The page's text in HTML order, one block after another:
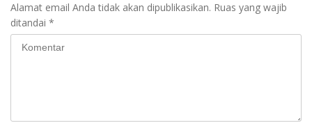
Alamat email Anda tidak akan dipublikasikan. Ruas yang wajib
ditandai *